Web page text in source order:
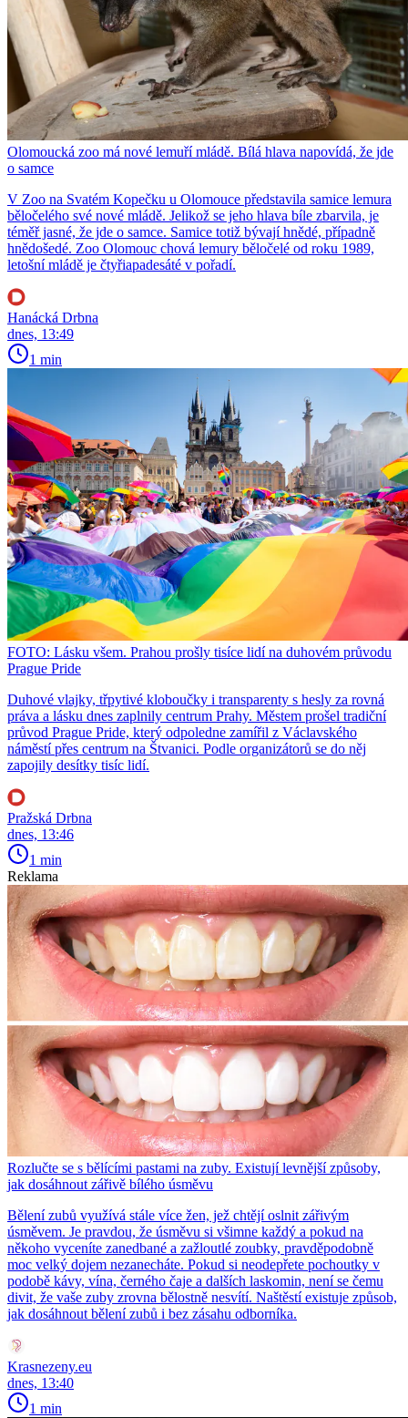
Olomoucká zoo má nové lemuří mládě. Bílá hlava napovídá, že jde
o samce
V Zoo na Svatém Kopečku u Olomouce představila samice lemura
běločelého své nové mládě. Jelikož se jeho hlava bíle zbarvila, je
téměř jasné, že jde o samce. Samice totiž bývají hnědé, případně
hnědošedé. Zoo Olomouc chová lemury běločelé od roku 1989,
letošní mládě je čtyřiapadesáté v pořadí.
Hanácká Drbna
dnes, 13:49
1 min
FOTO: Lásku všem. Prahou prošly tisíce lidí na duhovém průvodu
Prague Pride
Duhové vlajky, třpytivé kloboučky i transparenty s hesly za rovná
práva a lásku dnes zaplnily centrum Prahy. Městem prošel tradiční
průvod Prague Pride, který odpoledne zamířil z Václavského
náměstí přes centrum na Štvanici. Podle organizátorů se do něj
zapojily desítky tisíc lidí.
Pražská Drbna
dnes, 13:46
1 min
Reklama
Rozlučte se s bělícími pastami na zuby. Existují levnější způsoby,
jak dosáhnout zářivě bílého úsměvu
Bělení zubů využívá stále více žen, jež chtějí oslnit zářivým
úsměvem. Je pravdou, že úsměvu si všimne každý a pokud na
někoho vyceníte zanedbané a zažloutlé zoubky, pravděpodobně
moc velký dojem nezanecháte. Pokud si neodepřete pochoutky v
podobě kávy, vína, černého čaje a dalších laskomin, není se čemu
divit, že vaše zuby zrovna bělostně nesvítí. Naštěstí existuje způsob,
jak dosáhnout bělení zubů i bez zásahu odborníka.
Krasnezeny.eu
dnes, 13:40
1 min